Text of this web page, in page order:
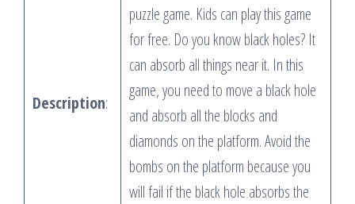
Description:
puzzle game. Kids can play this game
for free. Do you know black holes? It
can absorb all things near it. In this
game, you need to move a black hole
and absorb all the blocks and
diamonds on the platform. Avoid the
bombs on the platform because you
will fail if the black hole absorbs the